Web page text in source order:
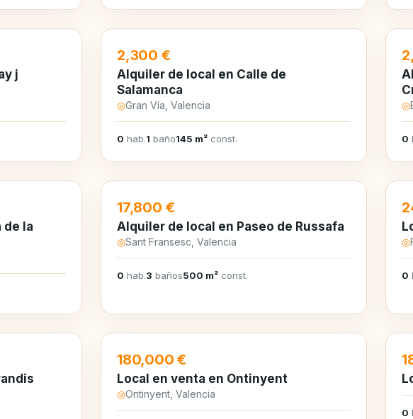
j
EN ALQUILER
2,300 €
Alquiler de local en Calle de
Salamanca
◎Gran Vía, Valencia
0 hab.1 baño145 m² const.
◎
0
de la
EN ALQUILER
17,800 €
Alquiler de local en Paseo de Russafa
◎Sant Fransesc, Valencia
0 hab.3 baños500 m² const.
◎
0
EN VENTA
180,000 €
Local en venta en Ontinyent
◎Ontinyent, Valencia
0